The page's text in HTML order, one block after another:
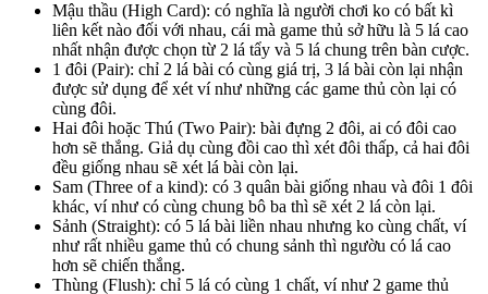
Mậu thầu (High Card): có nghĩa là người chơi ko có bất kì
liên kết nào đối với nhau, cái mà game thủ sở hữu là 5 lá cao
nhất nhận được chọn từ 2 lá tẩy và 5 lá chung trên bàn cược.
1 đôi (Pair): chỉ 2 lá bài có cùng giá trị, 3 lá bài còn lại nhận
được sử dụng để xét ví như những các game thủ còn lại có
cùng đôi.
Hai đôi hoặc Thú (Two Pair): bài đựng 2 đôi, ai có đôi cao
hơn sẽ thắng. Giả dụ cùng đồi cao thì xét đôi thấp, cả hai đôi
đều giống nhau sẽ xét lá bài còn lại.
Sam (Three of a kind): có 3 quân bài giống nhau và đôi 1 đôi
khác, ví như có cùng chung bô ba thì sẽ xét 2 lá còn lại.
Sảnh (Straight): có 5 lá bài liền nhau nhưng ko cùng chất, ví
như rất nhiều game thủ có chung sảnh thì ngườu có lá cao
hơn sẽ chiến thắng.
Thùng (Flush): chỉ 5 lá có cùng 1 chất, ví như 2 game thủ